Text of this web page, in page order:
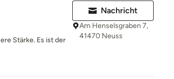
Stärke. Es ist der
Nachricht
Am Henselsgraben 7,
41470 Neuss